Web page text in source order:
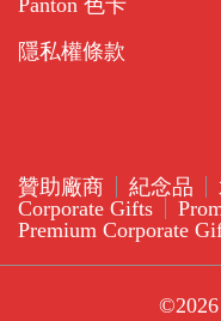
隱私權條款
贊助廠商 紀念品
Corporate Gifts
Premium Corporate